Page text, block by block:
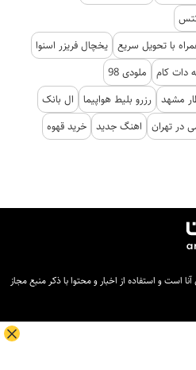
با تحویل سریع یخچال فریزر اسنوا
دات کام
ملودی 98
مشهد رزرو بلیط هواپیما
ال بانک
در تهران اهنگ جدید خرید قهوه
است و استفاده از اخبار و محتوا با ذکر منبع مجاز